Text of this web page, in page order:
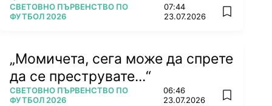
ПОВЕЧЕ ОТ
СВЕТОВНО ПЪРВЕНСТВО ПО
ФУТБОЛ 2026
07:44
23.07.2026
add
„Момичета, сега може да спрете
да се преструвате...“
ПОВЕЧЕ ОТ
СВЕТОВНО ПЪРВЕНСТВО ПО
ФУТБОЛ 2026
06:46
23.07.2026
add